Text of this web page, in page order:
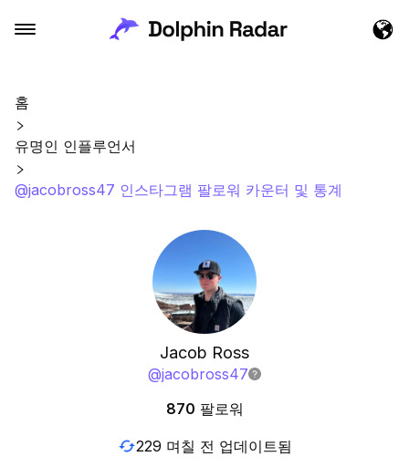
홈
유명인 인플루언서
@jacobross47 인스타그램 팔로워 카운터 및 통계
Jacob Ross
@jacobross47
870 팔로워
229 며칠 전 업데이트됨